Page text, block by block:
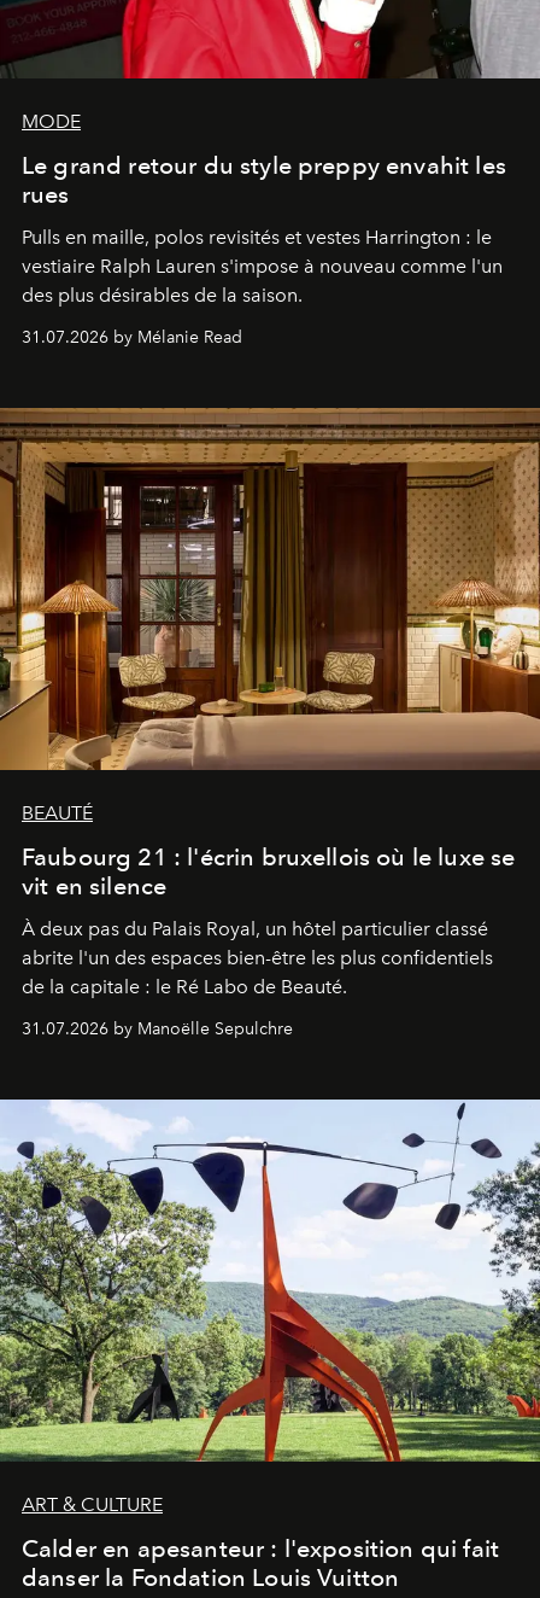
MODE
Le grand retour du style preppy envahit les
rues
Pulls en maille, polos revisités et vestes Harrington : le
vestiaire Ralph Lauren s'impose à nouveau comme l'un
des plus désirables de la saison.
31.07.2026 by Mélanie Read
BEAUTÉ
Faubourg 21 : l'écrin bruxellois où le luxe se
vit en silence
À deux pas du Palais Royal, un hôtel particulier classé
abrite l'un des espaces bien-être les plus confidentiels
de la capitale : le Ré Labo de Beauté.
31.07.2026 by Manoëlle Sepulchre
ART & CULTURE
Calder en apesanteur : l'exposition qui fait
danser la Fondation Louis Vuitton